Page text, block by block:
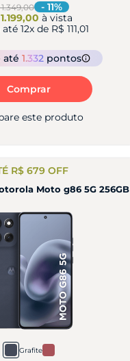
1.349,00 -11%
à vista
até 12x de R$ 111,01
até 1.332 pontos
Comprar
este produto
R$ 679 OFF
Moto g86 5G 256GB
Grafite